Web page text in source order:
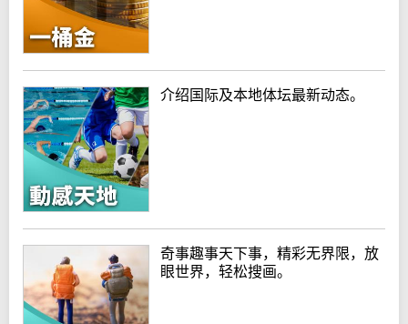
介绍国际及本地体坛最新动态。
奇事趣事天下事，精彩无界限，放
眼世界，轻松搜画。